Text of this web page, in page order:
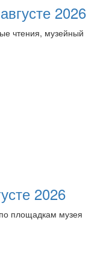
2026
чтения, музейный
2026
площадкам музея